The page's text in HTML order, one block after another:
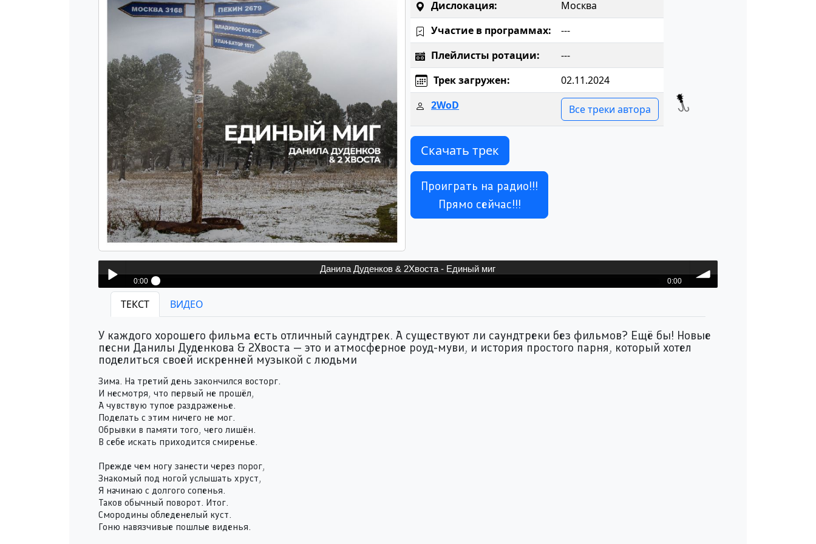
Дислокация:
Москва
Участие в программах:
---
Плейлисты ротации:
---
Трек загружен:
02.11.2024
2WoD
Все треки автора
Скачать трек
Проиграть на радио!!!
Прямо сейчас!!!
pause
Данила Дуденков & 2Хвоста - Единый миг
0:00 0:00
Данила Дуденков & 2Хвоста - Единый миг
ТЕКСТ ВИДЕО
У каждого хорошего фильма есть отличный саундтрек. А существуют ли саундтреки без фильмов? Ещё бы! Новые
песни Данилы Дуденкова & 2Хвоста — это и атмосферное роуд-муви, и история простого парня, который хотел
поделиться своей искренней музыкой с людьми
Зима. На третий день закончился восторг.
И несмотря, что первый не прошёл,
А чувствую тупое раздраженье.
Поделать с этим ничего не мог.
Обрывки в памяти того, чего лишён.
В себе искать приходится смиренье.
Прежде чем ногу занести через порог,
Знакомый под ногой услышать хруст,
Я начинаю с долгого сопенья.
Таков обычный поворот. Итог.
Смородины обледенелый куст.
Гоню навязчивые пошлые виденья.